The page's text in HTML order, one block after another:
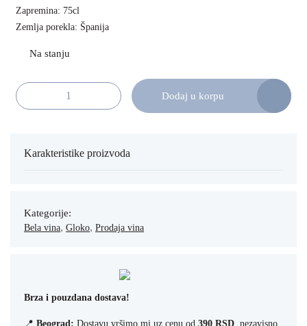
Zapremina: 75cl
Zemlja porekla: Španija
Torres Magnetic Sauvignon Blanc 75cl količina
Dodaj u korpu
Karakteristike proizvoda
Kategorije:
Bela vina, Gloko, Prodaja vina
Brza i pouzdana dostava!
📍 Beograd: Dostavu vršimo mi uz cenu od 390 RSD , nezavisno